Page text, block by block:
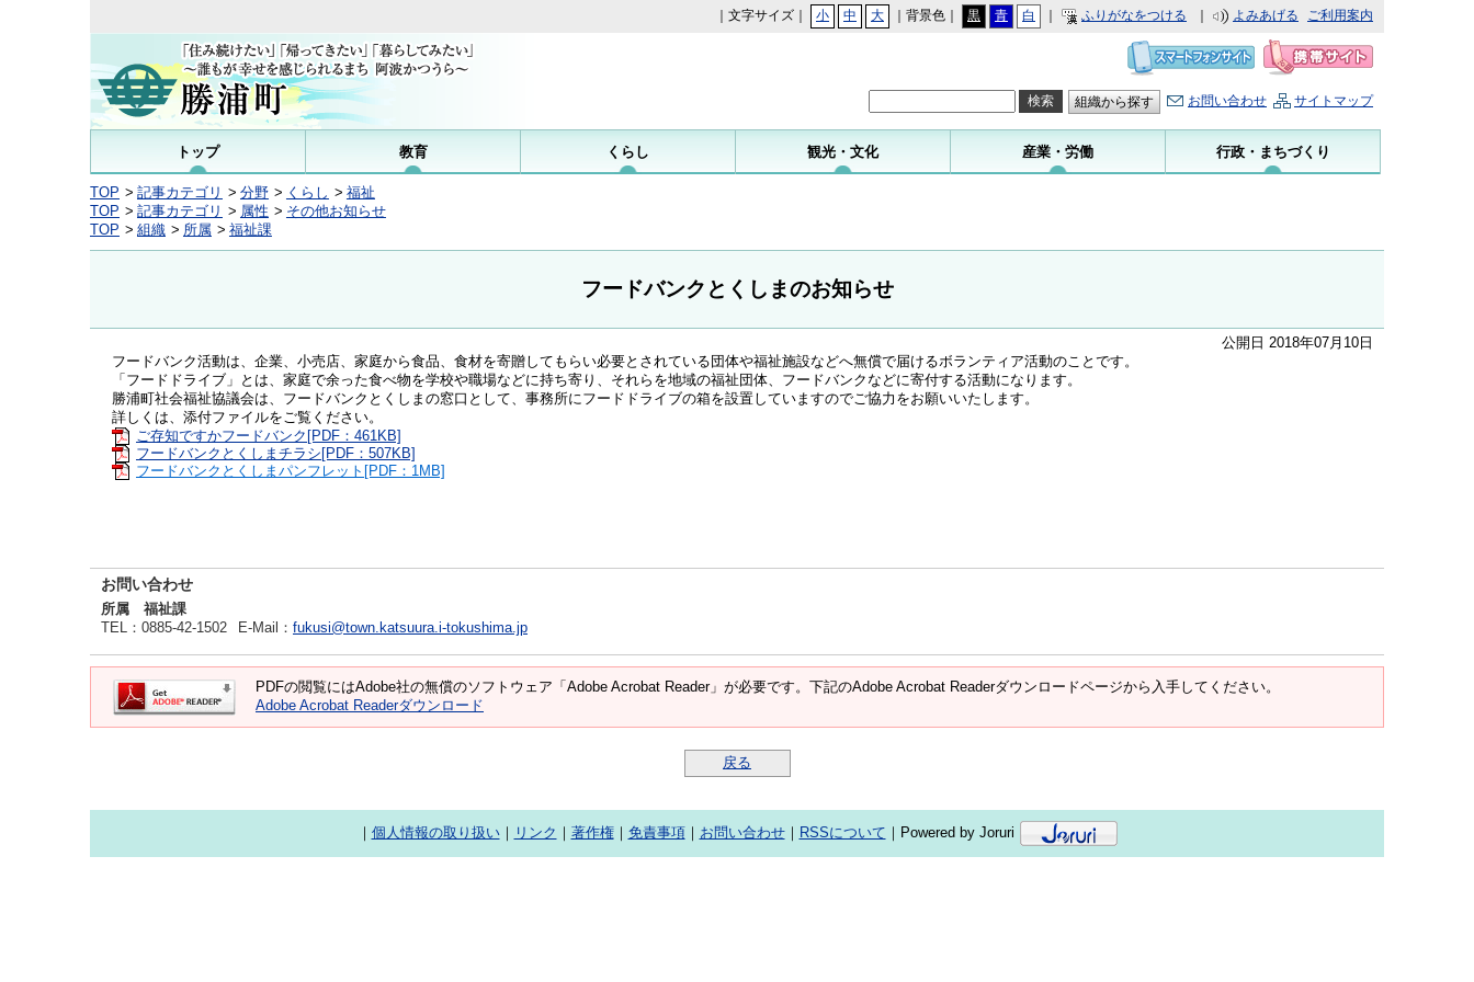
｜文字サイズ｜ 小 中 大 ｜背景色｜ 黒 青 白 ふりがなをつける よみあげる ご利用案内
組織から探す お問い合わせ サイトマップ
トップ 教育 くらし 観光・文化 産業・労働 行政・まちづくり
TOP 記事カテゴリ 分野 くらし
福祉
TOP
記事カテゴリ 属性
その他お知らせ
TOP
組織 所属 福祉課
フードバンクとくしまのお知らせ
公開日 2018年07月10日
フードバンク活動は、企業、小売店、家庭から食品、食材を寄贈してもらい必要とされている団体や福祉施設などへ無償で届けるボランティア活動のことです。
「フードドライブ」とは、家庭で余った食べ物を学校や職場などに持ち寄り、それらを地域の福祉団体、フードバンクなどに寄付する活動になります。
勝浦町社会福祉協議会は、フードバンクとくしまの窓口として、事務所にフードドライブの箱を設置していますのでご協力をお願いいたします。
詳しくは、添付ファイルをご覧ください。
ご存知ですかフードバンク[PDF：461KB]
フードバンクとくしまチラシ[PDF：507KB]
フードバンクとくしまパンフレット[PDF：1MB]
お問い合わせ
所属 福祉課
TEL ：0885-42-1502 E-Mail ： fukusi@town.katsuura.i-tokushima.jp
PDFの閲覧にはAdobe社の無償のソフトウェア「Adobe Acrobat Reader」が必要です。下記のAdobe Acrobat Readerダウンロードページから入手してください。
Adobe Acrobat Readerダウンロード
戻る
｜ 個人情報の取り扱い｜ リンク ｜ 著作権｜ 免責事項｜ お問い合わせ｜ RSSについて ｜Powered by Joruri